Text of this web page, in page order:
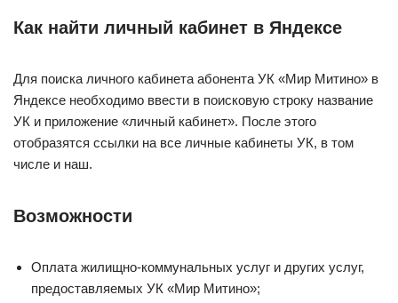
Как найти личный кабинет в Яндексе
Для поиска личного кабинета абонента УК «Мир Митино» в
Яндексе необходимо ввести в поисковую строку название
УК и приложение «личный кабинет». После этого
отобразятся ссылки на все личные кабинеты УК, в том
числе и наш.
Возможности
Оплата жилищно-коммунальных услуг и других услуг,
предоставляемых УК «Мир Митино»;